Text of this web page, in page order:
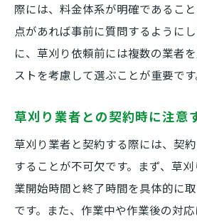
際には、料金体系が明確であるこ
点があれば事前に質問するように
に、草刈り依頼前には複数の業者
ストを考慮して選ぶことが重要です
草刈り業者との契約時に注意
草刈り業者と契約する際には、契
することが不可欠です。まず、草
業開始時間と終了時間を具体的に
です。また、作業中や作業後の対